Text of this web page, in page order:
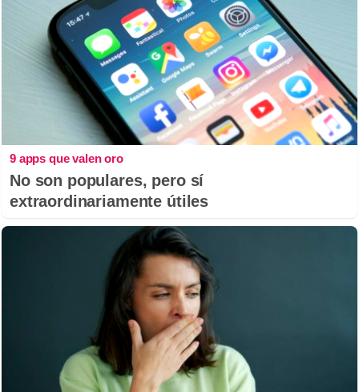
9 apps que valen oro
No son populares, pero sí
extraordinariamente útiles